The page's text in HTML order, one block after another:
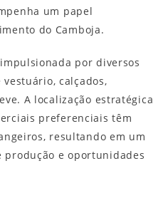
um papel
do Camboja.
por diversos
calçados,
A localização estratégica
preferenciais têm
resultando em um
produção e oportunidades